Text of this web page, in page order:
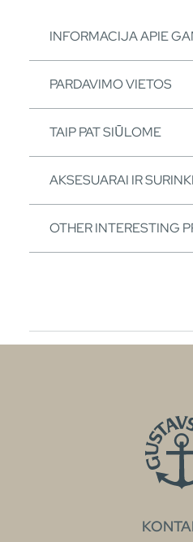
INFORMACIJA APIE
PARDAVIMO VIETOS
TAIP PAT SIŪLOME
AKSESUARAI IR
OTHER INTERESTING